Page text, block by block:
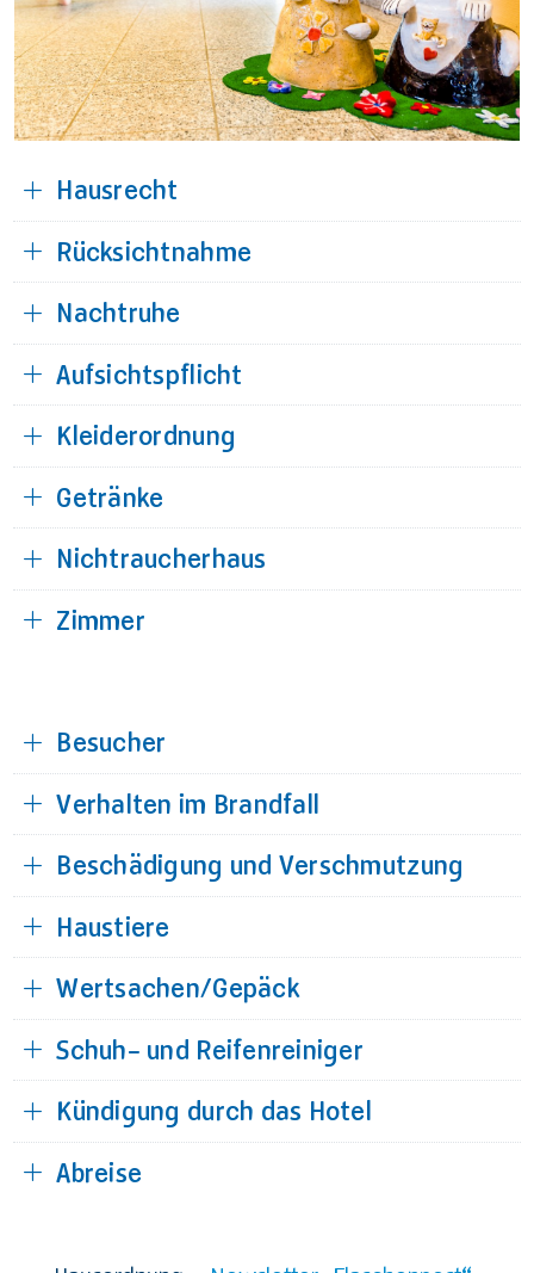
Hausrecht
Rücksichtnahme
Nachtruhe
Aufsichtspflicht
Kleiderordnung
Getränke
Nichtraucherhaus
Zimmer
Besucher
Verhalten im Brandfall
Beschädigung und Verschmutzung
Haustiere
Wertsachen/Gepäck
Schuh- und Reifenreiniger
Kündigung durch das Hotel
Abreise